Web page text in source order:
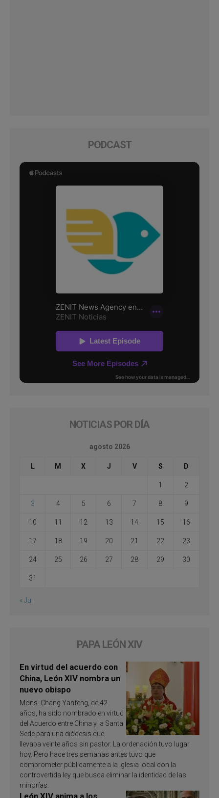
PODCAST
NOTICIAS POR DÍA
agosto 2026
L M X J V S D
1 2
3 4 5 6 7 8 9
10 11 12 13 14 15 16
17 18 19 20 21 22 23
24 25 26 27 28 29 30
31
« Jul
PAPA LEÓN XIV
En virtud del acuerdo con
China, León XIV nombra un
nuevo obispo
Mons. Chang Yanfeng, de 42
años, ha sido nombrado en virtud
del Acuerdo entre China y la Santa
Sede para una diócesis que
llevaba veinte años sin pastor. La ordenación tuvo lugar
hoy. Pero hace tres semanas antes tuvo que
comprometer públicamente a la Iglesia local con la
controvertida ley que busca eliminar la identidad de las
minorías.